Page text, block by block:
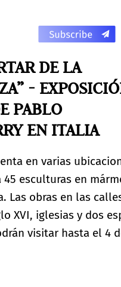
DE LA
-
PABLO
EN ITALIA
en varias
45 esculturas en
Las obras en las
XVI, iglesias y dos
visitar hasta el 4